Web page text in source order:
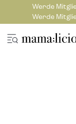
Werde
Werde